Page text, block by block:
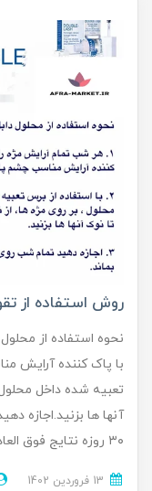
روش استفاده از
نحوه استفاده از
با پاک کننده آرایش
تعبیه شده داخل
آنها ها بزنید.اجازه
۳۰ روزه نتایج فوق العاده آن را مشاهده کنید و لذت ببرید